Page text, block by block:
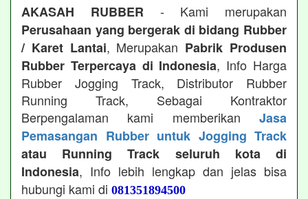
AKASAH RUBBER - Kami merupakan
Perusahaan yang bergerak di bidang Rubber
/ Karet Lantai, Merupakan Pabrik Produsen
Rubber Terpercaya di Indonesia, Info Harga
Rubber Jogging Track, Distributor Rubber
Running Track, Sebagai Kontraktor
Berpengalaman kami memberikan Jasa
Pemasangan Rubber untuk Jogging Track
atau Running Track seluruh kota di
Indonesia, Info lebih lengkap dan jelas bisa
hubungi kami di 081351894500